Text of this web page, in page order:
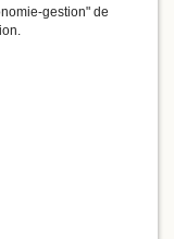
gestion" de